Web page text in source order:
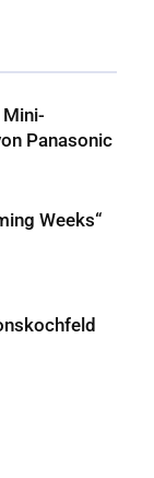
Mini-
Panasonic
Weeks“